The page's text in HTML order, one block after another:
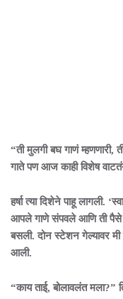
“ती मुलगी बघ गाणं म्हणणारी,
गाते पण आज काही विशेष
हर्षा त्या दिशेने पाहू लागली.
आपले गाणे संपवले आणि ती पैसे
बसली. दोन स्टेशन गेल्यावर
आली.
“काय ताई, बोलावलंत मला?”